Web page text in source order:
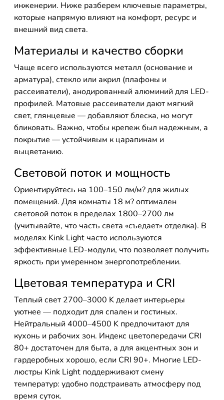
инженерии. Ниже разберем ключевые параметры,
которые напрямую влияют на комфорт, ресурс и
внешний вид света.
Материалы и качество сборки
Чаще всего используются металл (основание и
арматура), стекло или акрил (плафоны и
рассеиватели), анодированный алюминий для LED-
профилей. Матовые рассеиватели дают мягкий
свет, глянцевые — добавляют блеска, но могут
бликовать. Важно, чтобы крепеж был надежным, а
покрытие — устойчивым к царапинам и
выцветанию.
Световой поток и мощность
Ориентируйтесь на 100–150 лм/м? для жилых
помещений. Для комнаты 18 м? оптимален
световой поток в пределах 1800–2700 лм
(учитывайте, что часть света «съедает» отделка). В
моделях Kink Light часто используются
эффективные LED-модули, что позволяет получить
яркость при умеренном энергопотреблении.
Цветовая температура и CRI
Теплый свет 2700–3000 K делает интерьеры
уютнее — подходит для спален и гостиных.
Нейтральный 4000–4500 K предпочитают для
кухонь и рабочих зон. Индекс цветопередачи CRI
80+ достаточен для быта, а для акцентных зон и
гардеробных хорошо, если CRI 90+. Многие LED-
люстры Kink Light поддерживают смену
температур: удобно подстраивать атмосферу под
время суток.